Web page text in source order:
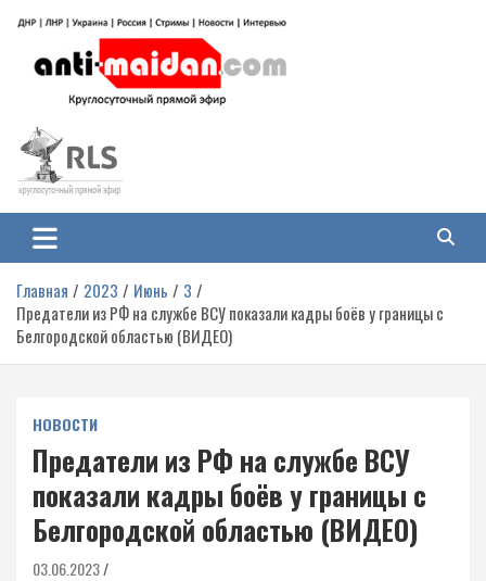
содержимому
Антимайдан: Гражданская война
на Украине
гражданской войне на Украине, включая события в Новороссии, ДНР,
ЛНР и других регионах.
Главная 2023 Июнь
3
Предатели из РФ на службе ВСУ показали кадры боёв у границы с
Белгородской областью (ВИДЕО)
НОВОСТИ
Предатели из РФ на службе ВСУ
показали кадры боёв у границы с
Белгородской областью (ВИДЕО)
03.06.2023